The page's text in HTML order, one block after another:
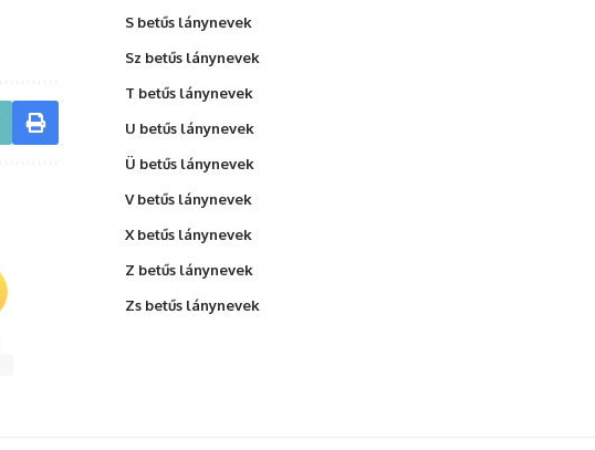
S betűs lánynevek
Sz betűs lánynevek
T betűs lánynevek
U betűs lánynevek
Ü betűs lánynevek
V betűs lánynevek
X betűs lánynevek
Z betűs lánynevek
Zs betűs lánynevek